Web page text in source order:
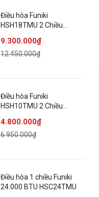
Điều hòa Funiki
HSH18TMU 2 Chiều
9.300.000₫
12.450.000₫
Điều hòa Funiki
HSH10TMU 2 Chiều
4.800.000₫
6.950.000₫
Điều hòa 1 chiều Funiki
24.000 BTU HSC24TMU